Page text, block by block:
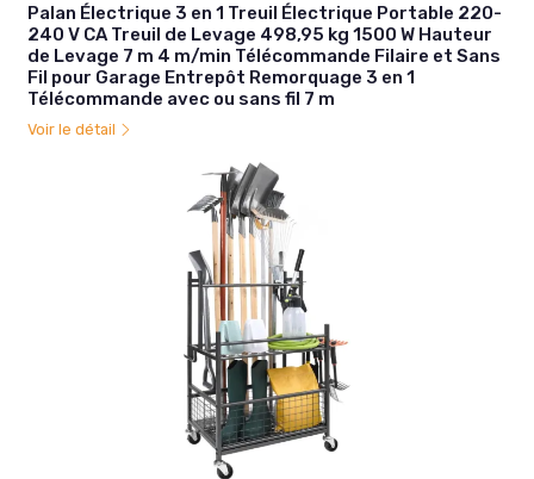
Palan Électrique 3 en 1 Treuil Électrique Portable 220-
240 V CA Treuil de Levage 498,95 kg 1500 W Hauteur
de Levage 7 m 4 m/min Télécommande Filaire et Sans
Fil pour Garage Entrepôt Remorquage 3 en 1
Télécommande avec ou sans fil 7 m
Voir le détail